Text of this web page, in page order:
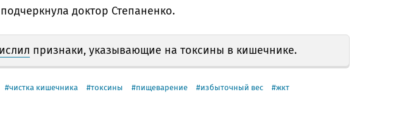
доктор Степаненко.
признаки, указывающие на токсины в кишечнике.
чистка кишечника токсины пищеварение избыточный вес жкт